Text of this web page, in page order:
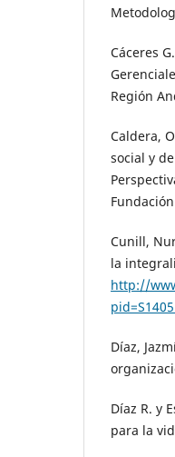
Cáceres
Región
Caldera,
social y
Cunill,
la
http://
Díaz,
Díaz R. y
para la